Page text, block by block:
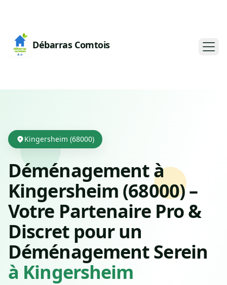
Débarras Comtois
Kingersheim (68000)
Déménagement à
Kingersheim (68000) –
Votre Partenaire Pro &
Discret pour un
Déménagement Serein
à Kingersheim